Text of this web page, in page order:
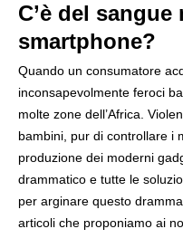
C’è del sangue
smartphone?
Quando un consumatore
inconsapevolmente feroci
molte zone dell’Africa.
bambini, pur di controllare i
produzione dei moderni
drammatico e tutte le
per arginare questo
articoli che proponiamo ai